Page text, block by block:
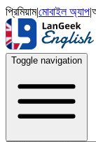
প্রিমিয়াম|মোবাইল অ্যাপ|
Toggle navigation